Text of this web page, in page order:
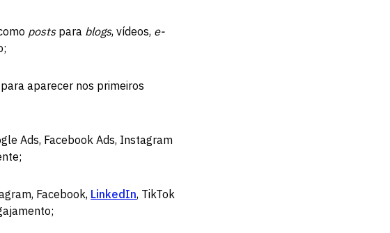
postspara blogs, vídeos, e-
aparecer nos primeiros
Ads, Facebook Ads, Instagram
Facebook, LinkedIn, TikTok